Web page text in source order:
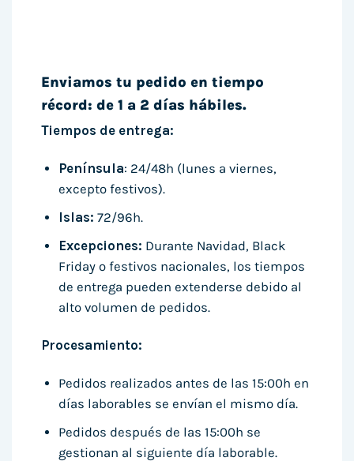
Enviamos tu pedido en tiempo
récord: de 1 a 2 días hábiles.
Tiempos de entrega:
Península: 24/48h (lunes a viernes,
excepto festivos).
Islas: 72/96h.
Excepciones: Durante Navidad, Black
Friday o festivos nacionales, los tiempos
de entrega pueden extenderse debido al
alto volumen de pedidos.
Procesamiento:
Pedidos realizados antes de las 15:00h en
días laborables se envían el mismo día.
Pedidos después de las 15:00h se
gestionan al siguiente día laborable.